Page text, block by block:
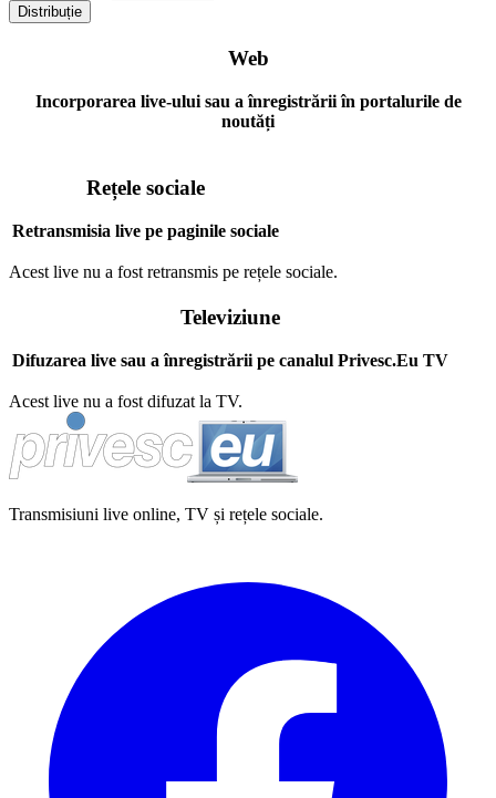
Distribuție
Web
Incorporarea live-ului sau a înregistrării în portalurile de
noutăți
Rețele sociale
Retransmisia live pe paginile sociale
Acest live nu a fost retransmis pe rețele sociale.
Televiziune
Difuzarea live sau a înregistrării pe canalul Privesc.Eu TV
Acest live nu a fost difuzat la TV.
Transmisiuni live online, TV și rețele sociale.